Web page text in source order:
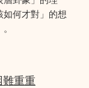
何才對」的想
重重